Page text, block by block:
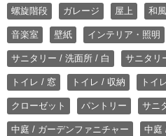
螺旋階段 ガレージ 屋上 和風
音楽室 壁紙 インテリア・照明
サニタリー / 洗面所 / 白 サニタリ
トイレ / 窓 トイレ / 収納 トイ
クローゼット パントリー サニ
中庭 / ガーデンファニチャー 中庭